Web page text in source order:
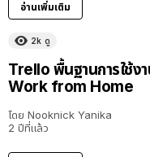
อ่านเพิ่มเติม
2k ดู
Trello พื้นฐานการใช้ง
Work from Home
โดย Nooknick Yanika
2 ปีที่แล้ว